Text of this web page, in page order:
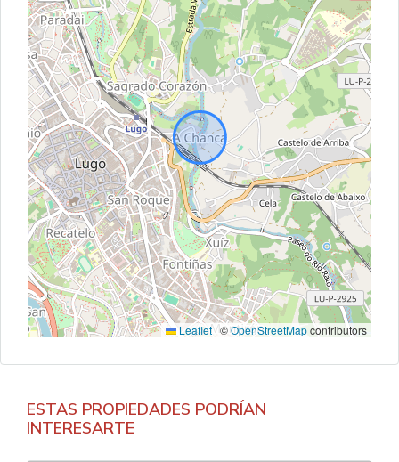
Leaflet|©OpenStreetMapcontributors
ESTAS PROPIEDADES PODRÍAN
INTERESARTE